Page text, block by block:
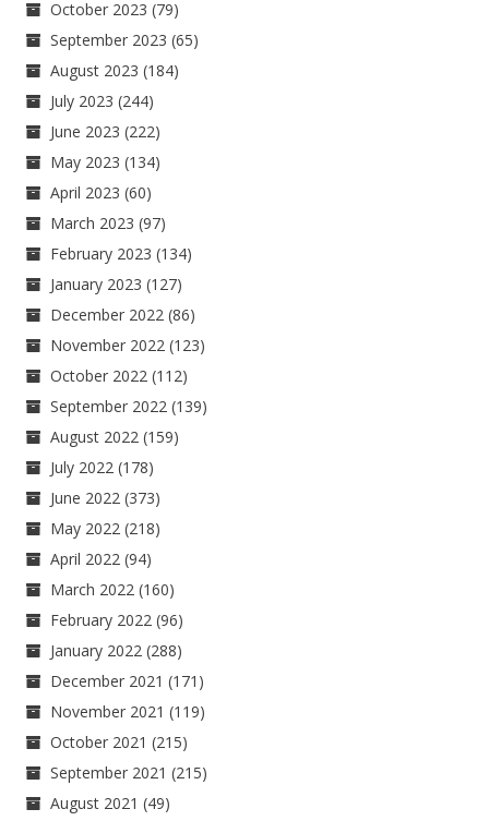
October 2023 (79)
September 2023 (65)
August 2023 (184)
July 2023 (244)
June 2023 (222)
May 2023 (134)
April 2023 (60)
March 2023 (97)
February 2023 (134)
January 2023 (127)
December 2022 (86)
November 2022 (123)
October 2022 (112)
September 2022 (139)
August 2022 (159)
July 2022 (178)
June 2022 (373)
May 2022 (218)
April 2022 (94)
March 2022 (160)
February 2022 (96)
January 2022 (288)
December 2021 (171)
November 2021 (119)
October 2021 (215)
September 2021 (215)
August 2021 (49)